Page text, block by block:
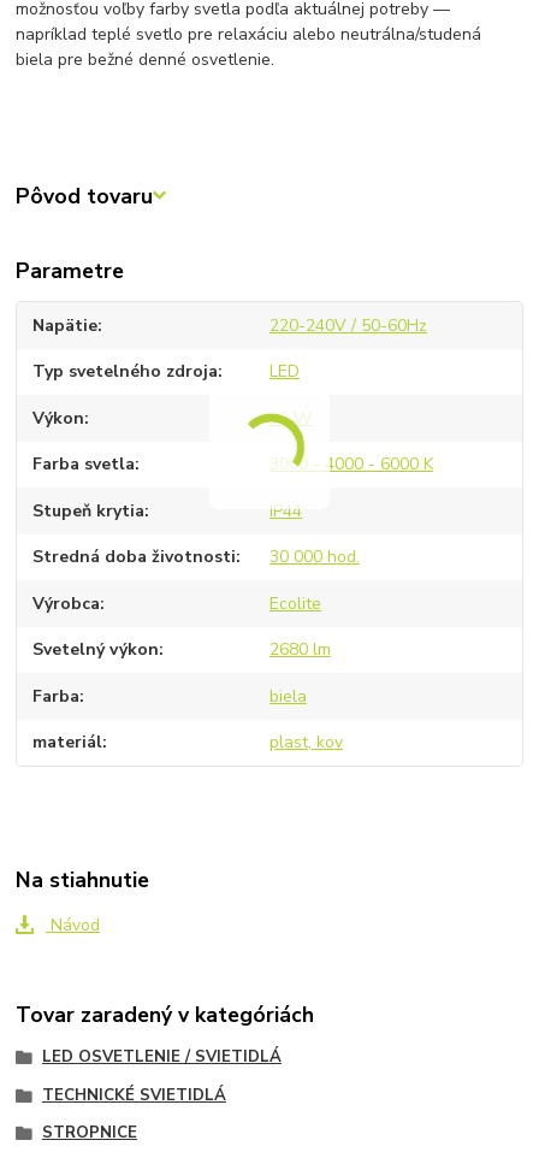
možnosťou voľby farby svetla podľa aktuálnej potreby —
napríklad teplé svetlo pre relaxáciu alebo neutrálna/studená
biela pre bežné denné osvetlenie.
Pôvod tovaru
Parametre
Napätie 220-240V / 50-60Hz
Typ svetelného zdroja LED
Výkon 32 W
Farba svetla 3000 - 4000 - 6000 K
Stupeň krytia IP44
Stredná doba životnosti 30 000 hod.
Výrobca Ecolite
Svetelný výkon 2680 lm
Farba biela
materiál plast, kov
Na stiahnutie
Návod
Tovar zaradený v kategóriách
LED OSVETLENIE / SVIETIDLÁ
TECHNICKÉ SVIETIDLÁ
STROPNICE